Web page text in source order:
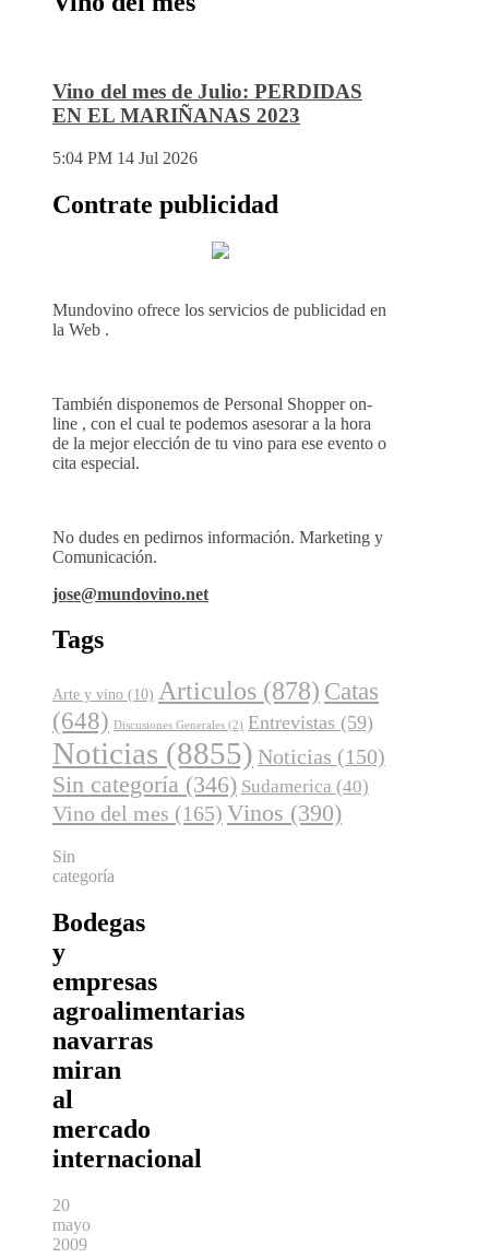
Vino del mes de Julio: PERDIDAS
EN EL MARIÑANAS 2023
5:04 PM 14 Jul 2026
Contrate publicidad
Mundovino ofrece los servicios de publicidad en
la Web .
También disponemos de Personal Shopper on-
line , con el cual te podemos asesorar a la hora
de la mejor elección de tu vino para ese evento o
cita especial.
No dudes en pedirnos información. Marketing y
Comunicación.
jose@mundovino.net
Tags
Arte y vino (10) Articulos (878) Catas
(648) Discusiones Generales (2) Entrevistas (59)
Noticias (8855) Noticias (150)
Sin categoría (346) Sudamerica (40)
Vino del mes (165) Vinos (390)
Sin
categoría
Bodegas
y
empresas
agroalimentarias
navarras
miran
al
mercado
internacional
20
mayo
2009